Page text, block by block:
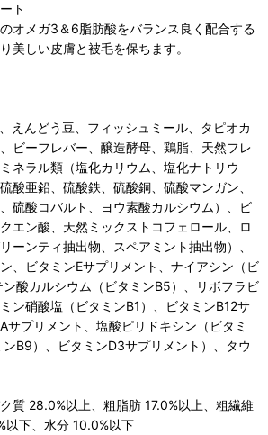
ト
オメガ3＆6脂肪酸をバランス良く配合する
美しい皮膚と被毛を保ちます。
えんどう豆、フィッシュミール、タピオカ
ビーフレバー、醸造酵母、鶏脂、天然フレ
ネラル類（塩化カリウム、塩化ナトリウ
酸亜鉛、硫酸鉄、硫酸銅、硫酸マンガン、
硫酸コバルト、ヨウ素酸カルシウム）、ビ
エン酸、天然ミックストコフェロール、ロ
ーンティ抽出物、スペアミント抽出物）、
、ビタミンEサプリメント、ナイアシン（ビ
酸カルシウム（ビタミンB5）、リボフラビ
ン硝酸塩（ビタミンB1）、ビタミンB12サ
サプリメント、塩酸ピリドキシン（ビタミ
B9）、ビタミンD3サプリメント）、タウ
質 28.0%以上、粗脂肪 17.0%以上、粗繊維
以下、水分 10.0%以下